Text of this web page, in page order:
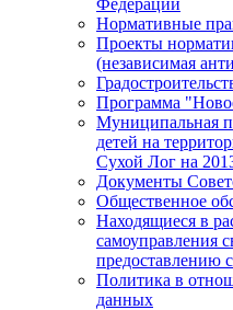
Нормативные
Проекты
(независимая
Программа
Муниципальная
детей на
Сухой Лог на
Документы
Общественное
Находящиеся в
самоуправления
предоставлению
Политика в
данных